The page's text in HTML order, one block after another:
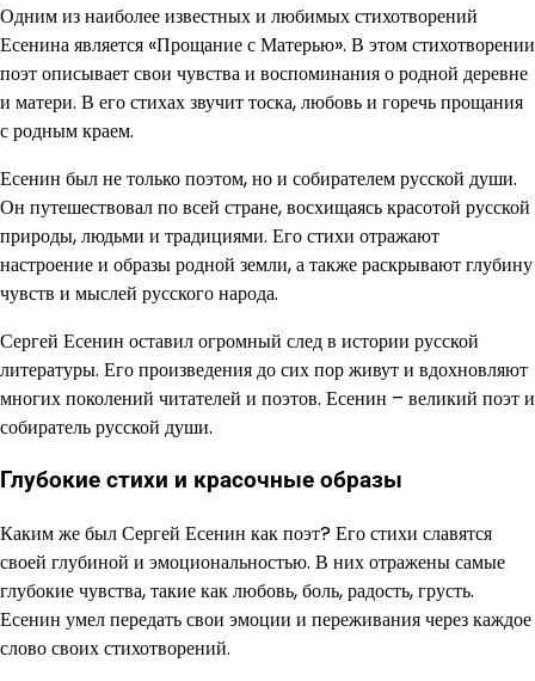
Одним из наиболее известных и любимых стихотворений
Есенина является «Прощание с Матерью». В этом стихотворении
поэт описывает свои чувства и воспоминания о родной деревне
и матери. В его стихах звучит тоска, любовь и горечь прощания
с родным краем.
Есенин был не только поэтом, но и собирателем русской души.
Он путешествовал по всей стране, восхищаясь красотой русской
природы, людьми и традициями. Его стихи отражают
настроение и образы родной земли, а также раскрывают глубину
чувств и мыслей русского народа.
Сергей Есенин оставил огромный след в истории русской
литературы. Его произведения до сих пор живут и вдохновляют
многих поколений читателей и поэтов. Есенин – великий поэт и
собиратель русской души.
Глубокие стихи и красочные образы
Каким же был Сергей Есенин как поэт? Его стихи славятся
своей глубиной и эмоциональностью. В них отражены самые
глубокие чувства, такие как любовь, боль, радость, грусть.
Есенин умел передать свои эмоции и переживания через каждое
слово своих стихотворений.